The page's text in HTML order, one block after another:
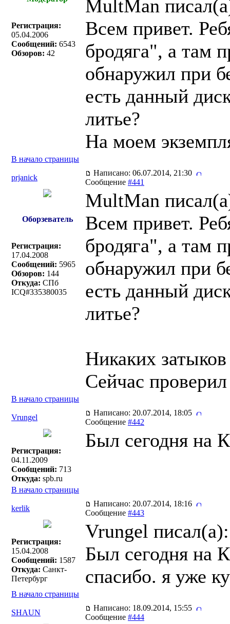
Регистрация:
05.04.2006
Сообщений: 6543
Обзоров: 42
MultMan
Всем привет.
бродяга", а там
обнаружил при
есть данный
литье?
На моем
В начало страницы
prjanick
Написано: 06.07.2014, 21:30
Сообщение #441
Оборзеватель
Регистрация:
17.04.2008
Сообщений: 5965
Обзоров: 144
Откуда: СПб
ICQ#335380035
MultMan
Всем привет.
бродяга", а там
обнаружил при
есть данный
литье?
Никаких
Сейчас
В начало страницы
Vrungel
Написано: 20.07.2014, 18:05
Сообщение #442
Регистрация:
04.11.2009
Сообщений: 713
Откуда: spb.ru
Был сегодня на
В начало страницы
kerlik
Написано: 20.07.2014, 18:16
Сообщение #443
Регистрация:
15.04.2008
Сообщений: 1587
Откуда: Санкт-
Петербург
Vrungel писал(a):
Был сегодня на
спасибо. я уже
В начало страницы
SHAUN
Написано: 18.09.2014, 15:55
Сообщение #444